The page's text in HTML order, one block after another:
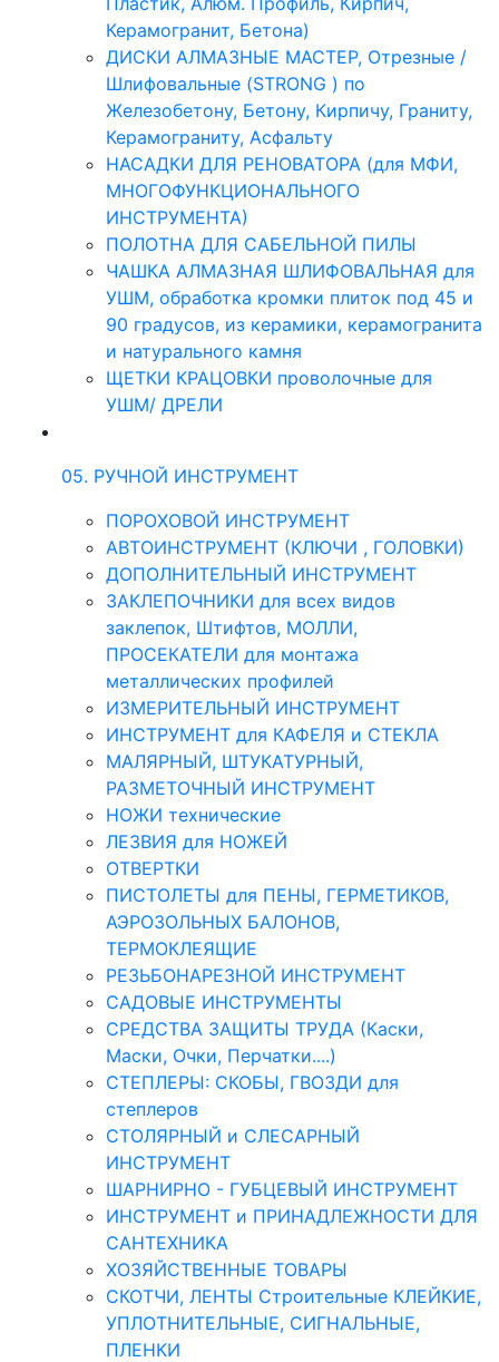
Керамогранит, Бетона)
ДИСКИ АЛМАЗНЫЕ МАСТЕР, Отрезные /
Шлифовальные (STRONG ) по
Железобетону, Бетону, Кирпичу, Граниту,
Керамограниту, Асфальту
НАСАДКИ ДЛЯ РЕНОВАТОРА (для МФИ,
МНОГОФУНКЦИОНАЛЬНОГО
ИНСТРУМЕНТА)
ПОЛОТНА ДЛЯ САБЕЛЬНОЙ ПИЛЫ
ЧАШКА АЛМАЗНАЯ ШЛИФОВАЛЬНАЯ для
УШМ, обработка кромки плиток под 45 и
90 градусов, из керамики, керамогранита
и натурального камня
ЩЕТКИ КРАЦОВКИ проволочные для
УШМ/ ДРЕЛИ
05. РУЧНОЙ ИНСТРУМЕНТ
ПОРОХОВОЙ ИНСТРУМЕНТ
АВТОИНСТРУМЕНТ (КЛЮЧИ , ГОЛОВКИ)
ДОПОЛНИТЕЛЬНЫЙ ИНСТРУМЕНТ
ЗАКЛЕПОЧНИКИ для всех видов
заклепок, Штифтов, МОЛЛИ,
ПРОСЕКАТЕЛИ для монтажа
металлических профилей
ИЗМЕРИТЕЛЬНЫЙ ИНСТРУМЕНТ
ИНСТРУМЕНТ для КАФЕЛЯ и СТЕКЛА
МАЛЯРНЫЙ, ШТУКАТУРНЫЙ,
РАЗМЕТОЧНЫЙ ИНСТРУМЕНТ
НОЖИ технические
ЛЕЗВИЯ для НОЖЕЙ
ОТВЕРТКИ
ПИСТОЛЕТЫ для ПЕНЫ, ГЕРМЕТИКОВ,
АЭРОЗОЛЬНЫХ БАЛОНОВ,
ТЕРМОКЛЕЯЩИЕ
РЕЗЬБОНАРЕЗНОЙ ИНСТРУМЕНТ
САДОВЫЕ ИНСТРУМЕНТЫ
СРЕДСТВА ЗАЩИТЫ ТРУДА (Каски,
Маски, Очки, Перчатки....)
СТЕПЛЕРЫ: СКОБЫ, ГВОЗДИ для
степлеров
СТОЛЯРНЫЙ и СЛЕСАРНЫЙ
ИНСТРУМЕНТ
ШАРНИРНО - ГУБЦЕВЫЙ ИНСТРУМЕНТ
ИНСТРУМЕНТ и ПРИНАДЛЕЖНОСТИ ДЛЯ
САНТЕХНИКА
ХОЗЯЙСТВЕННЫЕ ТОВАРЫ
СКОТЧИ, ЛЕНТЫ Строительные КЛЕЙКИЕ,
УПЛОТНИТЕЛЬНЫЕ, СИГНАЛЬНЫЕ,
ПЛЕНКИ